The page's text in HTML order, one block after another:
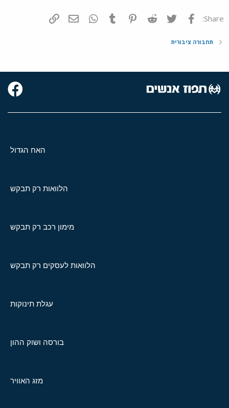
Share: פייסבוק Twitter
Reddit
Pinterest
Tumblr
WhatsAppדואר אלקטרוני
תחבורה ציבורית
האח הגדול
הלוואות רק תבקש
מימון רכב רק תבקש
הלוואות לעסקים רק תבקש
עגלת תינוקות
בורסה ושוק ההון
מזג האוויר